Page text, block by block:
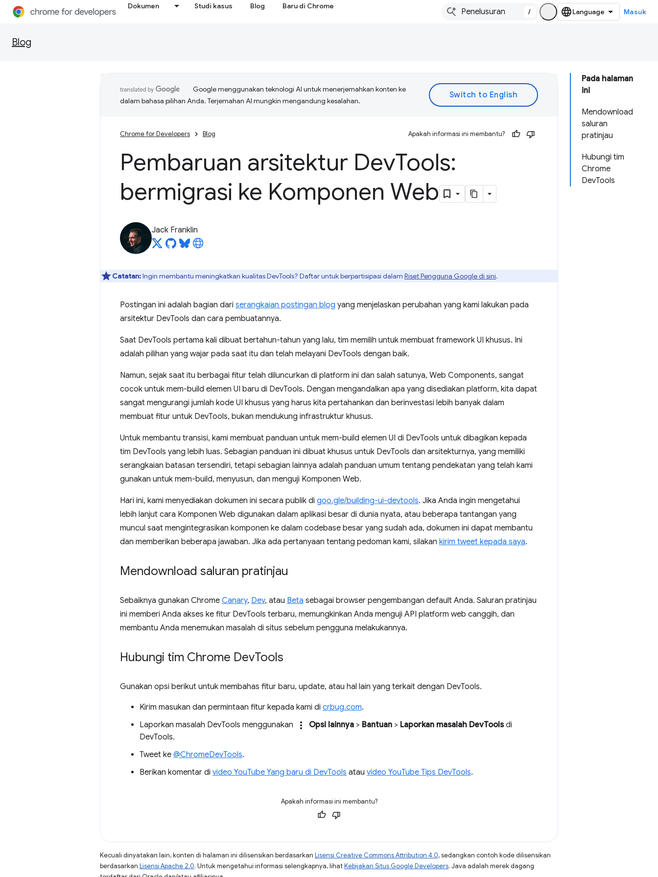
Dokumen Studi kasus Blog Baru di Chrome
/ Masuk
Blog
Pada halaman
ini
Mendownload
saluran
pratinjau
Hubungi tim
Chrome
DevTools
Google menggunakan teknologi AI untuk menerjemahkan konten ke
dalam bahasa pilihan Anda. Terjemahan AI mungkin mengandung kesalahan.
Chrome for Developers Blog Apakah informasi ini membantu?
Pembaruan arsitektur DevTools:
bermigrasi ke Komponen Web
Jack Franklin
Catatan:Ingin membantu meningkatkan kualitas DevTools? Daftar untuk berpartisipasi dalam Riset Pengguna Google di sini.
Postingan ini adalah bagian dari serangkaian postingan blog yang menjelaskan perubahan yang kami lakukan pada
arsitektur DevTools dan cara pembuatannya.
Saat DevTools pertama kali dibuat bertahun-tahun yang lalu, tim memilih untuk membuat framework UI khusus. Ini
adalah pilihan yang wajar pada saat itu dan telah melayani DevTools dengan baik.
Namun, sejak saat itu berbagai fitur telah diluncurkan di platform ini dan salah satunya, Web Components, sangat
cocok untuk mem-build elemen UI baru di DevTools. Dengan mengandalkan apa yang disediakan platform, kita dapat
sangat mengurangi jumlah kode UI khusus yang harus kita pertahankan dan berinvestasi lebih banyak dalam
membuat fitur untuk DevTools, bukan mendukung infrastruktur khusus.
Untuk membantu transisi, kami membuat panduan untuk mem-build elemen UI di DevTools untuk dibagikan kepada
tim DevTools yang lebih luas. Sebagian panduan ini dibuat khusus untuk DevTools dan arsitekturnya, yang memiliki
serangkaian batasan tersendiri, tetapi sebagian lainnya adalah panduan umum tentang pendekatan yang telah kami
gunakan untuk mem-build, menyusun, dan menguji Komponen Web.
Hari ini, kami menyediakan dokumen ini secara publik di goo.gle/building-ui-devtools. Jika Anda ingin mengetahui
lebih lanjut cara Komponen Web digunakan dalam aplikasi besar di dunia nyata, atau beberapa tantangan yang
muncul saat mengintegrasikan komponen ke dalam codebase besar yang sudah ada, dokumen ini dapat membantu
dan memberikan beberapa jawaban. Jika ada pertanyaan tentang pedoman kami, silakan kirim tweet kepada saya.
Mendownload saluran pratinjau
Sebaiknya gunakan Chrome Canary, Dev, atau Beta sebagai browser pengembangan default Anda. Saluran pratinjau
ini memberi Anda akses ke fitur DevTools terbaru, memungkinkan Anda menguji API platform web canggih, dan
membantu Anda menemukan masalah di situs sebelum pengguna melakukannya.
Hubungi tim Chrome DevTools
Gunakan opsi berikut untuk membahas fitur baru, update, atau hal lain yang terkait dengan DevTools.
Kirim masukan dan permintaan fitur kepada kami di crbug.com.
Laporkan masalah DevTools menggunakan
more_vert Opsi lainnya > Bantuan > Laporkan masalah DevToolsdi
DevTools.
Tweet ke @ChromeDevTools.
Berikan komentar di video YouTube Yang baru di DevTools atau video YouTube Tips DevTools.
Apakah informasi ini membantu?
Kecuali dinyatakan lain, konten di halaman ini dilisensikan berdasarkan Lisensi Creative Commons Attribution 4.0, sedangkan contoh kode dilisensikan
berdasarkan Lisensi Apache 2.0. Untuk mengetahui informasi selengkapnya, lihatKebijakan Situs Google Developers. Java adalah merek dagang